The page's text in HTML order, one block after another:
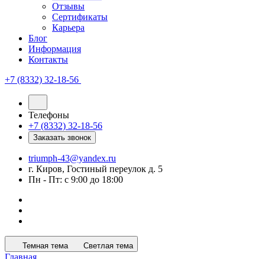
Отзывы
Сертификаты
Карьера
Блог
Информация
Контакты
+7 (8332) 32-18-56
Телефоны
+7 (8332) 32-18-56
Заказать звонок
triumph-43@yandex.ru
г. Киров, Гостиный переулок д. 5
Пн - Пт: с 9:00 до 18:00
Темная тема Светлая тема
Главная